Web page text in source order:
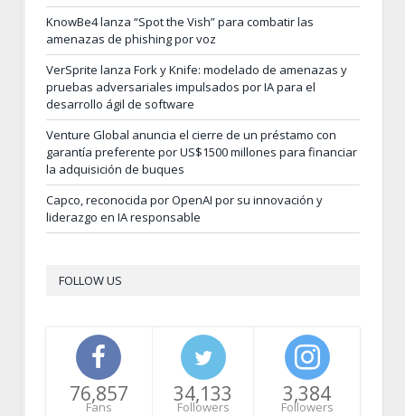
KnowBe4 lanza “Spot the Vish” para combatir las
amenazas de phishing por voz
VerSprite lanza Fork y Knife: modelado de amenazas y
pruebas adversariales impulsados por IA para el
desarrollo ágil de software
Venture Global anuncia el cierre de un préstamo con
garantía preferente por US$1500 millones para financiar
la adquisición de buques
Capco, reconocida por OpenAI por su innovación y
liderazgo en IA responsable
FOLLOW US
76,857
Fans
34,133
Followers
3,384
Followers